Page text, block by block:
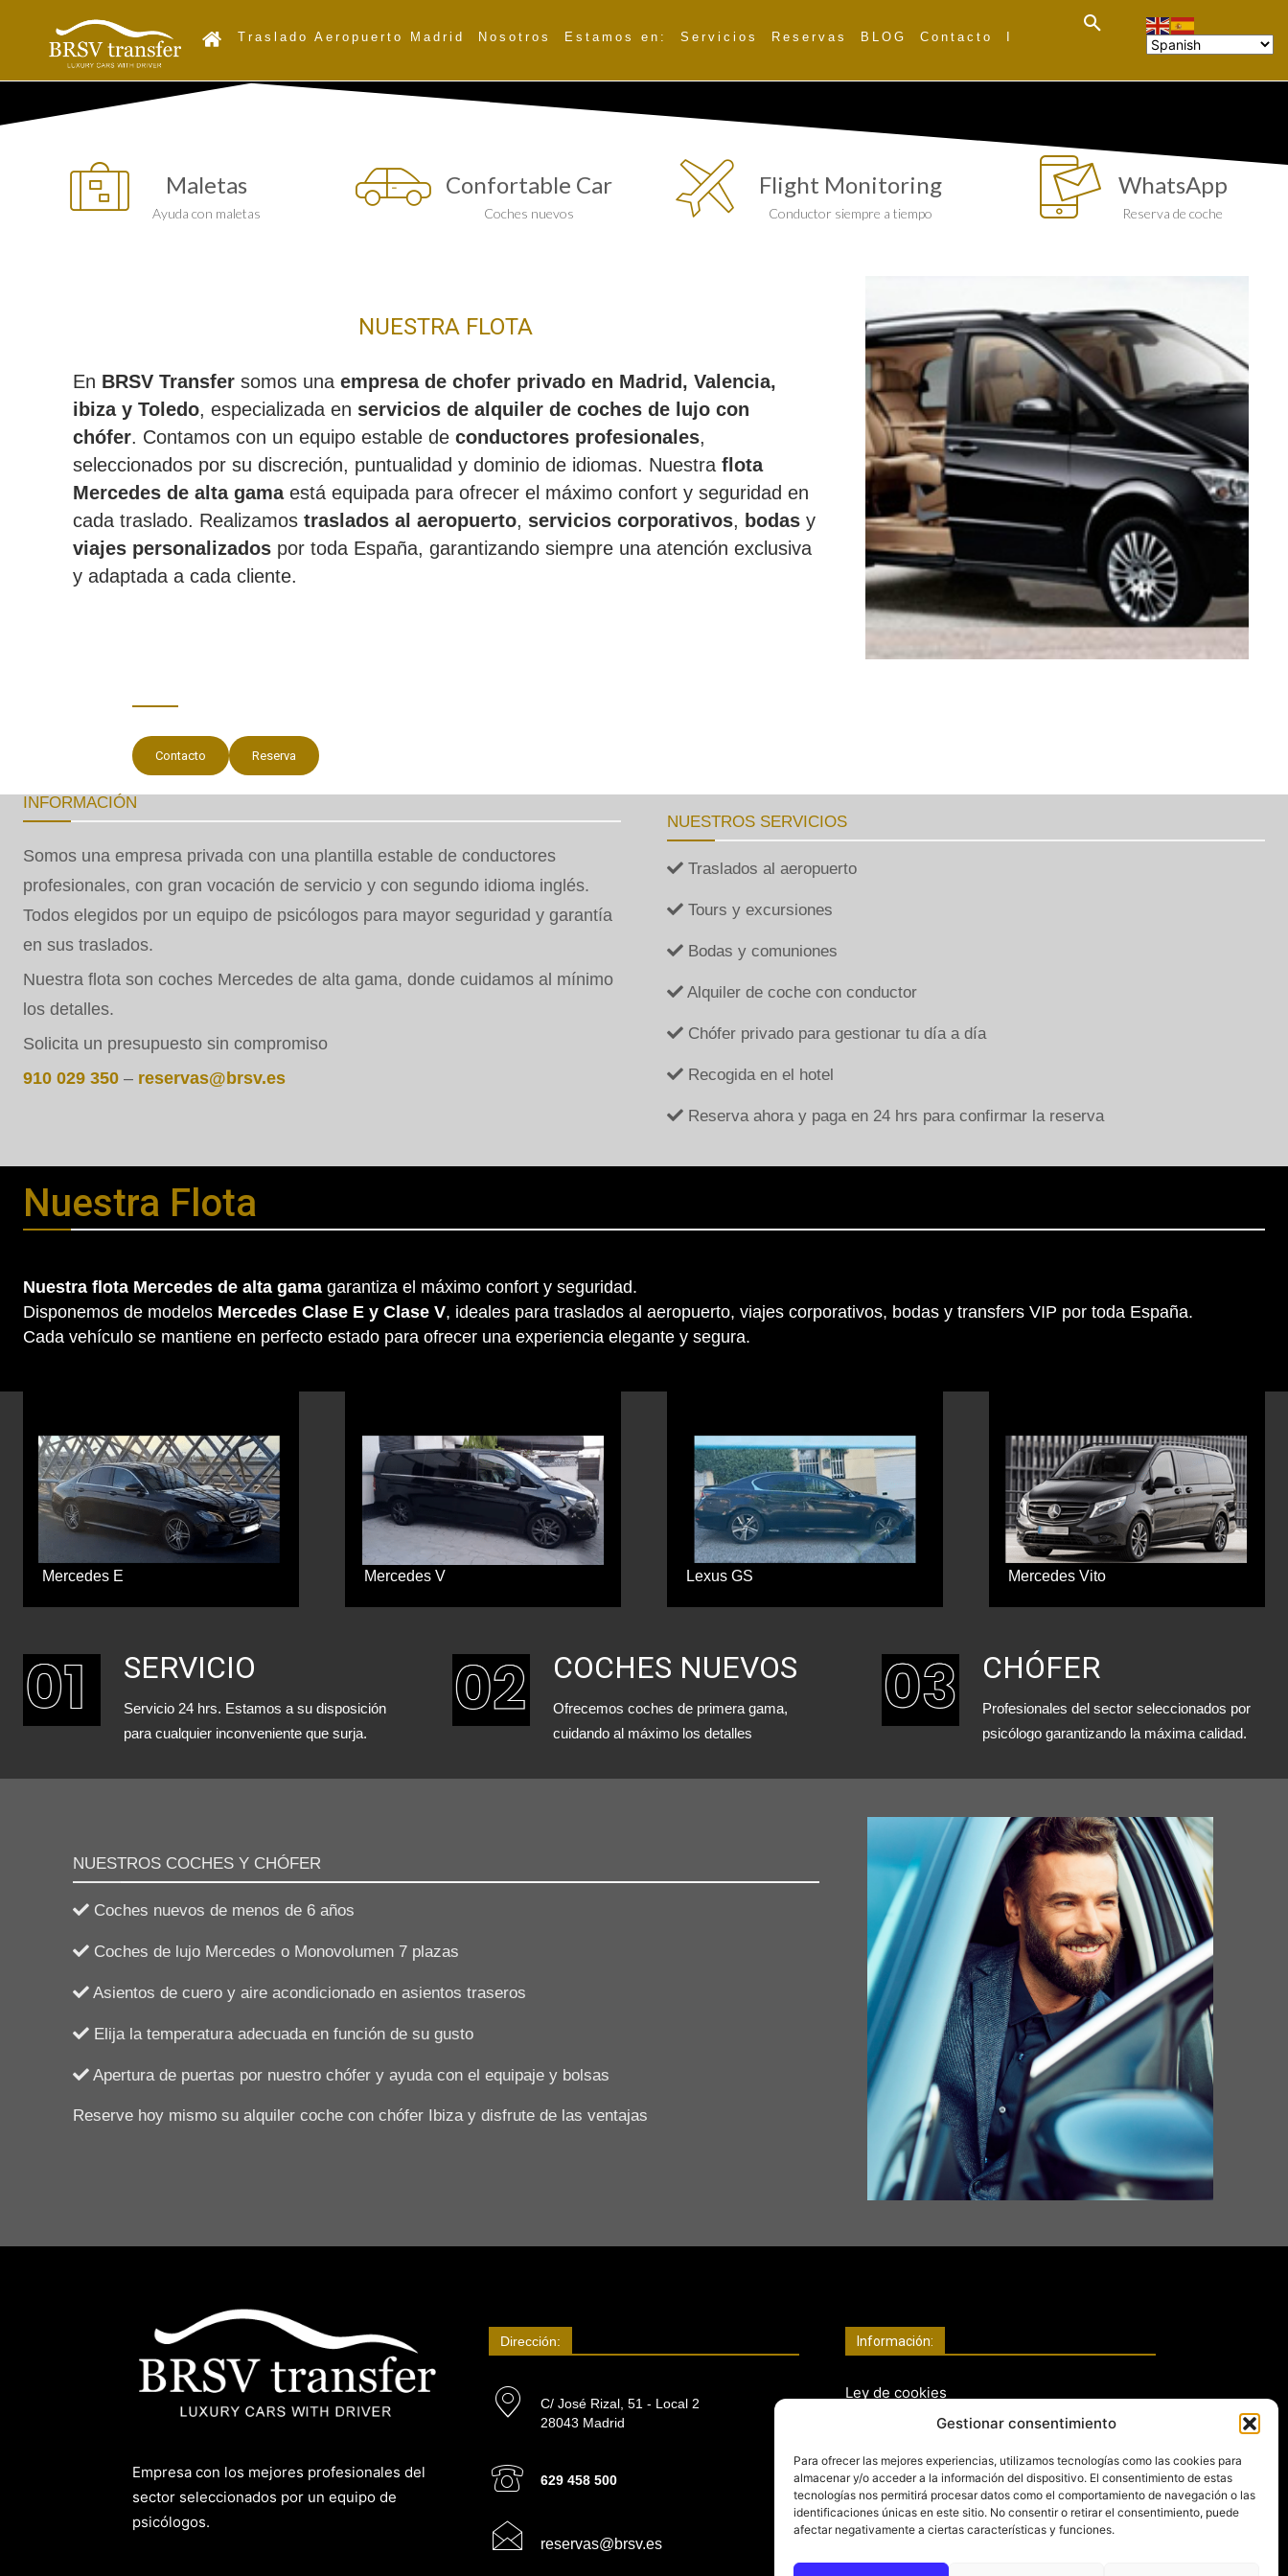
Gestionar consentimiento
Para ofrecer las mejores experiencias, utilizamos tecnologías como las cookies para
almacenar y/o acceder a la información del dispositivo. El consentimiento de estas
tecnologías nos permitirá procesar datos como el comportamiento de navegación o las
identificaciones únicas en este sitio. No consentir o retirar el consentimiento, puede
afectar negativamente a ciertas características y funciones.
Traslado Aeropuerto Madrid Nosotros Estamos en: Servicios Reservas BLOG Contacto
Maletas
Ayuda con maletas
Confortable Car
Coches nuevos
Flight Monitoring
Conductor siempre a tiempo
WhatsApp
Reserva de coche
NUESTRA FLOTA
En BRSV Transfer somos una empresa de chofer privado en Madrid, Valencia,
ibiza y Toledo, especializada en servicios de alquiler de coches de lujo con
chófer. Contamos con un equipo estable de conductores profesionales,
seleccionados por su discreción, puntualidad y dominio de idiomas. Nuestra flota
Mercedes de alta gamaestá equipada para ofrecer el máximo confort y seguridad en
cada traslado. Realizamos traslados al aeropuerto, servicios corporativos, bodas y
viajes personalizados por toda España, garantizando siempre una atención exclusiva
y adaptada a cada cliente.
Contacto Reserva
INFORMACIÓN
Somos una empresa privada con una plantilla estable de conductores
profesionales, con gran vocación de servicio y con segundo idioma inglés.
Todos elegidos por un equipo de psicólogos para mayor seguridad y garantía
en sus traslados.
Nuestra flota son coches Mercedes de alta gama, donde cuidamos al mínimo
los detalles.
Solicita un presupuesto sin compromiso
910 029 350 – reservas@brsv.es
NUESTROS SERVICIOS
Traslados al aeropuerto
Tours y excursiones
Bodas y comuniones
Alquiler de coche con conductor
Chófer privado para gestionar tu día a día
Recogida en el hotel
Reserva ahora y paga en 24 hrs para confirmar la reserva
Nuestra Flota
Nuestra flota Mercedes de alta gama garantiza el máximo confort y seguridad.
Disponemos de modelos Mercedes Clase E y Clase V, ideales para traslados al aeropuerto, viajes corporativos, bodas y transfers VIP por toda España.
Cada vehículo se mantiene en perfecto estado para ofrecer una experiencia elegante y segura.
Mercedes E Mercedes V Lexus GS Mercedes Vito
SERVICIO
Servicio 24 hrs. Estamos a su disposición
para cualquier inconveniente que surja.
COCHES NUEVOS
Ofrecemos coches de primera gama,
cuidando al máximo los detalles
CHÓFER
Profesionales del sector seleccionados por
psicólogo garantizando la máxima calidad.
NUESTROS COCHES Y CHÓFER
Coches nuevos de menos de 6 años
Coches de lujo Mercedes o Monovolumen 7 plazas
Asientos de cuero y aire acondicionado en asientos traseros
Elija la temperatura adecuada en función de su gusto
Apertura de puertas por nuestro chófer y ayuda con el equipaje y bolsas
Reserve hoy mismo su alquiler coche con chófer Ibiza y disfrute de las ventajas
Empresa con los mejores profesionales del
sector seleccionados por un equipo de
psicólogos.
Dirección:
C/ José Rizal, 51 - Local 2
28043 Madrid
629 458 500
reservas@brsv.es
Información:
Ley de cookies
Ley de privacidad
Redes Sociales